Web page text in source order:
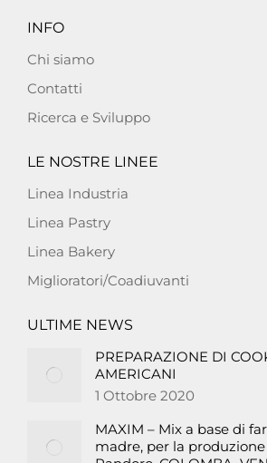
INFO
Chi siamo
Contatti
Ricerca e Sviluppo
LE NOSTRE LINEE
Linea Industria
Linea Pastry
Linea Bakery
Miglioratori/Coadiuvanti
ULTIME NEWS
PREPARAZIONE DI
AMERICANI
1 Ottobre 2020
MAXIM – Mix a base di
madre, per la